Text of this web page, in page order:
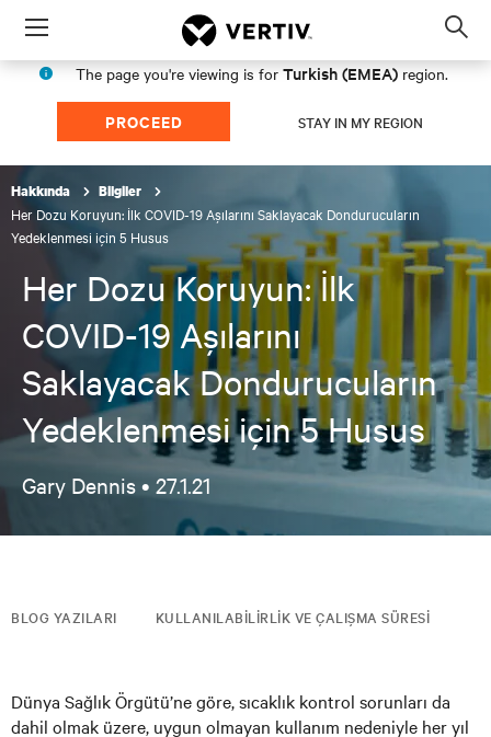
Menu
The page you're viewing is for Turkish (EMEA) region.
PROCEED STAY IN MY REGION
Hakkında Bilgiler
Her Dozu Koruyun: İlk COVID-19 Aşılarını Saklayacak Dondurucuların
Yedeklenmesi için 5 Husus
Her Dozu Koruyun: İlk
COVID-19 Aşılarını
Saklayacak Dondurucuların
Yedeklenmesi için 5 Husus
Gary Dennis • 27.1.21
BLOG YAZILARI KULLANILABILIRLIK VE ÇALIŞMA SÜRESI
Dünya Sağlık Örgütü’ne göre, sıcaklık kontrol sorunları da
dahil olmak üzere, uygun olmayan kullanım nedeniyle her yıl